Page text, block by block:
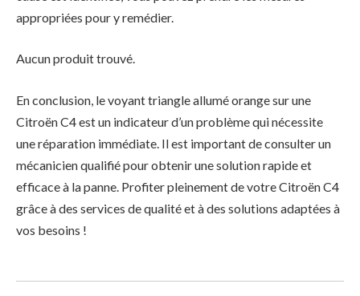
appropriées pour y remédier.
Aucun produit trouvé.
En conclusion, le voyant triangle allumé orange sur une
Citroën C4 est un indicateur d’un problème qui nécessite
une réparation immédiate. Il est important de consulter un
mécanicien qualifié pour obtenir une solution rapide et
efficace à la panne. Profiter pleinement de votre Citroën C4
grâce à des services de qualité et à des solutions adaptées à
vos besoins !